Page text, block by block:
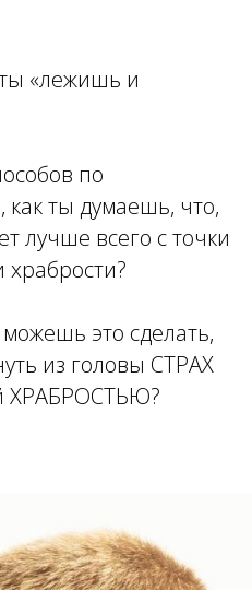
«лежишь и
по
ты думаешь, что,
лучше всего с точки
это сделать,
из головы СТРАХ
ХРАБРОСТЬЮ?